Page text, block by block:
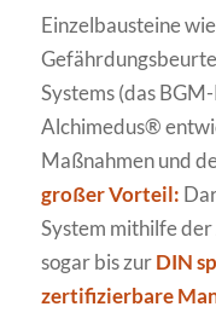
Einzelbausteine
Systems (das
Alchimedus®
Maßnahmen und
großer Vorteil:
System mithilfe
sogar bis zurDIN
zertifizierbare